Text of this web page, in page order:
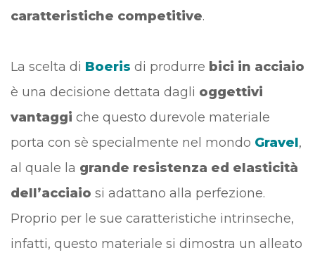
caratteristiche competitive.
La scelta di Boeris di produrre bici in acciaio
è una decisione dettata dagli oggettivi
vantaggi che questo durevole materiale
porta con sè specialmente nel mondo Gravel,
al quale la grande resistenza ed elasticità
dell’acciaio si adattano alla perfezione.
Proprio per le sue caratteristiche intrinseche,
infatti, questo materiale si dimostra un alleato